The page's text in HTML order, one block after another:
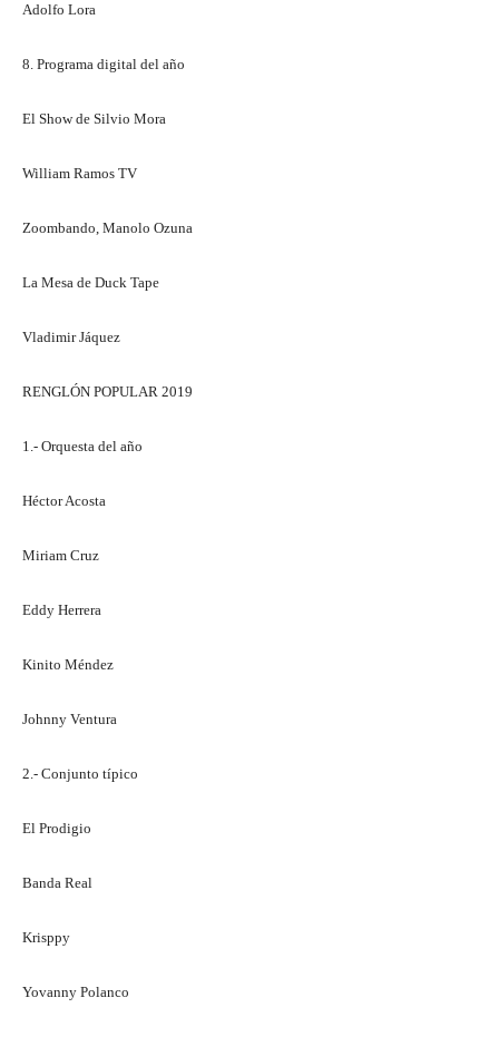
Adolfo Lora
8. Programa digital del año
El Show de Silvio Mora
William Ramos TV
Zoombando, Manolo Ozuna
La Mesa de Duck Tape
Vladimir Jáquez
RENGLÓN POPULAR 2019
1.- Orquesta del año
Héctor Acosta
Miriam Cruz
Eddy Herrera
Kinito Méndez
Johnny Ventura
2.- Conjunto típico
El Prodigio
Banda Real
Krisppy
Yovanny Polanco